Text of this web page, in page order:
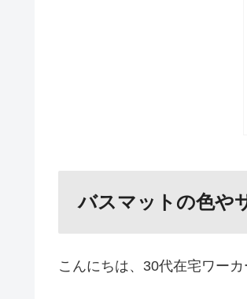
バスマットの色や
こんにちは、30代在宅ワーカ